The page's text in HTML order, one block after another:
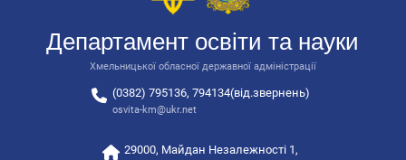
автобусів для потреб
закладів освіти
Департамент освіти та науки
Хмельницької обласної державної адміністрації
(0382) 795136, 794134(від.звернень)
osvita-km@ukr.net
29000, Майдан Незалежності 1,